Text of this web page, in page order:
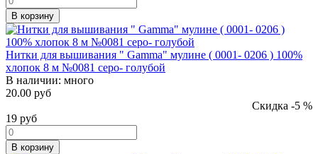
В корзину
Нитки для вышивания " Gamma" мулине ( 0001- 0206 ) 100%
хлопок 8 м №0081 серо- голубой
В наличии: много
20.00 руб
Скидка -5 %
19 руб
В корзину